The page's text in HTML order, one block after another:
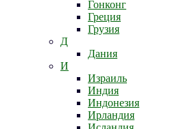
Гонконг
Греция
Грузия
Д
Дания
И
Израиль
Индия
Индонезия
Ирландия